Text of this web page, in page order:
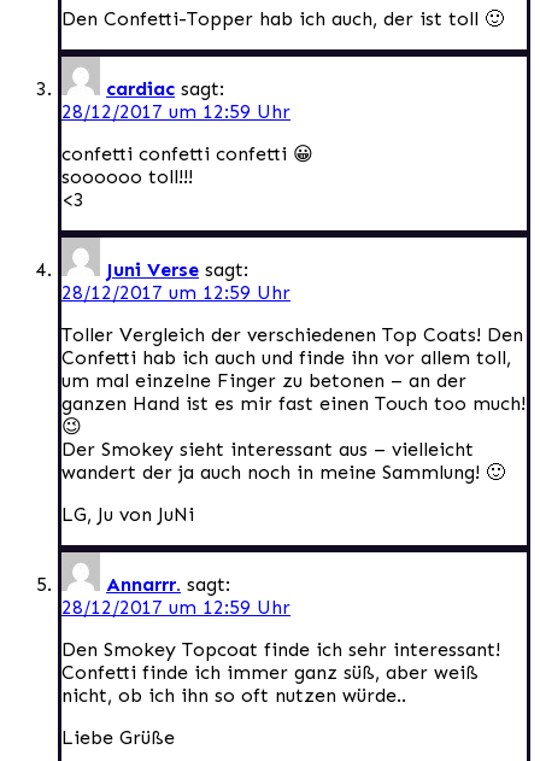
Den Confetti-Topper hab ich auch, der ist toll 🙂
cardiac sagt:
28/12/2017 um 12:59 Uhr
confetti confetti confetti 😀
soooooo toll!!!
<3
Juni Verse sagt:
28/12/2017 um 12:59 Uhr
Toller Vergleich der verschiedenen Top Coats! Den
Confetti hab ich auch und finde ihn vor allem toll,
um mal einzelne Finger zu betonen – an der
ganzen Hand ist es mir fast einen Touch too much!
😉
Der Smokey sieht interessant aus – vielleicht
wandert der ja auch noch in meine Sammlung! 🙂
LG, Ju von JuNi
Annarrr. sagt:
28/12/2017 um 12:59 Uhr
Den Smokey Topcoat finde ich sehr interessant!
Confetti finde ich immer ganz süß, aber weiß
nicht, ob ich ihn so oft nutzen würde..
Liebe Grüße